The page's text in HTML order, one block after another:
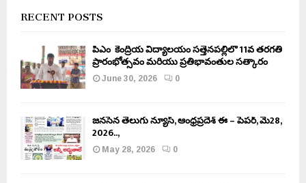
RECENT POSTS
పీఎం కేంద్రీయ విద్యాలయం సత్తెనపల్లిలో 11వ తరగతి
ప్రారంభోత్సవం మరియు ప్రతిభావంతుల సత్కారం
June 30, 2026
0
జనసేన తెలుగు న్యూస్, ఆంధ్రప్రదేశ్ ఈ – పేపర్, మే28,
2026..,
May 28, 2026
0